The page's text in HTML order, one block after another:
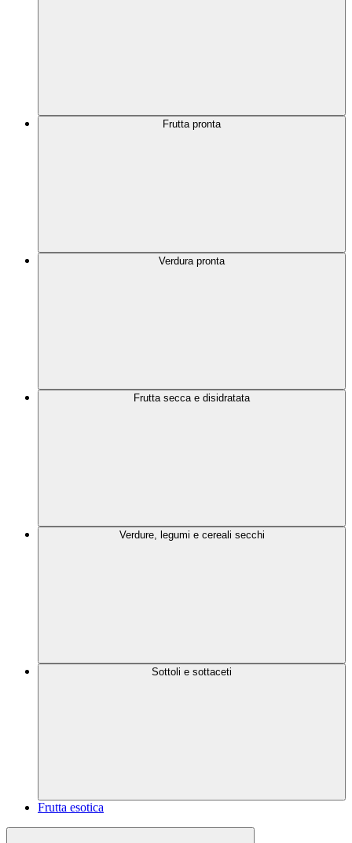
Frutta pronta
Verdura pronta
Frutta secca e disidratata
Verdure, legumi e cereali secchi
Sottoli e sottaceti
Frutta esotica